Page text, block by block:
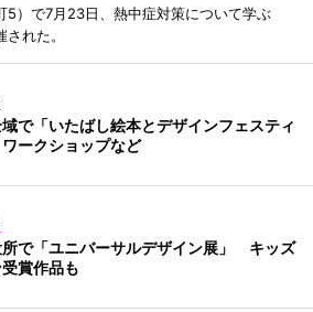
5）で7月23日、熱中症対策について学ぶ
れた。
で「いたばし絵本とデザインフェスティ
ークショップなど
で「ユニバーサルデザイン展」 キッズ
賞作品も